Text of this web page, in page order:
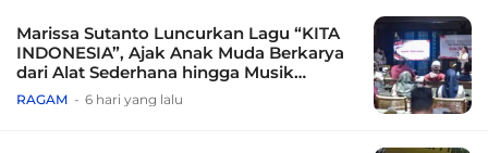
Marissa Sutanto Luncurkan Lagu “KITA
INDONESIA”, Ajak Anak Muda Berkarya
dari Alat Sederhana hingga Musik
Tradisional
RAGAM 6 hari yang lalu